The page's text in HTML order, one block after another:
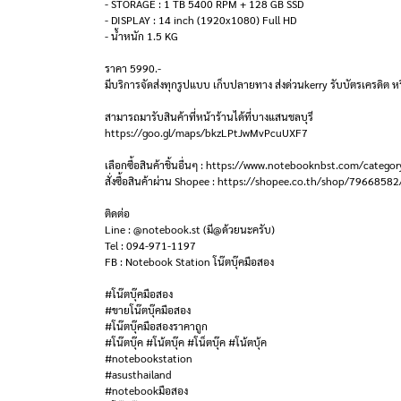
- STORAGE : 1 TB 5400 RPM + 128 GB SSD
- DISPLAY : 14 inch (1920x1080) Full HD
- น้ำหนัก 1.5 KG
ราคา 5990.-
มีบริการจัดส่งทุกรูปแบบ เก็บปลายทาง ส่งด่วนkerry รับบัตรเครดิต
สามารถมารับสินค้าที่หน้าร้านได้ที่บางแสนชลบุรี
https://goo.gl/maps/bkzLPtJwMvPcuUXF7
เลือกซื้อสินค้าชิ้นอื่นๆ : https://www.notebooknbst.com/
สั่งซื้อสินค้าผ่าน Shopee : https://shopee.co.th/shop/
ติดต่อ
Line : @notebook.st (มี@ด้วยนะครับ)
Tel : 094-971-1197
FB : Notebook Station โน๊ตบุ๊คมือสอง
#โน๊ตบุ๊คมือสอง
#ขายโน๊ตบุ๊คมือสอง
#โน๊ตบุ๊คมือสองราคาถูก
#โน๊ตบุ๊ค #โน้ตบุ๊ค #โน็ตบุ๊ค #โน้ตบุ้ค
#notebookstation
#asusthailand
#notebookมือสอง